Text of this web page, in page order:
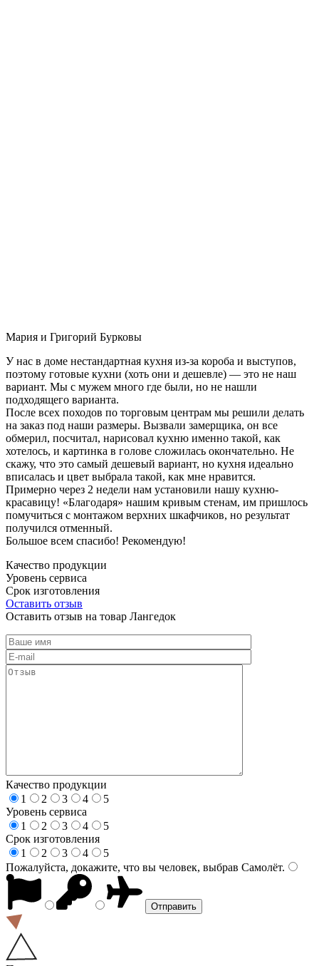
Мария и Григорий Бурковы
У нас в доме нестандартная кухня из-за короба и выступов,
поэтому готовые кухни (хоть они и дешевле) — это не наш
вариант. Мы с мужем много где были, но не нашли
подходящего варианта.
После всех походов по торговым центрам мы решили делать
на заказ под наши размеры. Вызвали замерщика, он все
обмерил, посчитал, нарисовал кухню именно такой, как
хотелось, и картинка в голове сложилась окончательно. Не
скажу, что это самый дешевый вариант, но кухня идеально
вписалась и цвет выбрала такой, как мне нравится.
Примерно через 2 недели нам установили нашу кухню-
красавицу! «Благодаря» нашим кривым стенам, им пришлось
помучиться с монтажом верхних шкафчиков, но результат
получился отменный.
Большое всем спасибо! Рекомендую!
Качество продукции
Уровень сервиса
Срок изготовления
Оставить отзыв
Оставить отзыв на товар Лангедок
Качество продукции
1
2 3 4
5
Уровень сервиса
1
2 3 4
5
Срок изготовления
1
2 3 4
5
Пожалуйста, докажите, что вы человек, выбрав Самолёт.